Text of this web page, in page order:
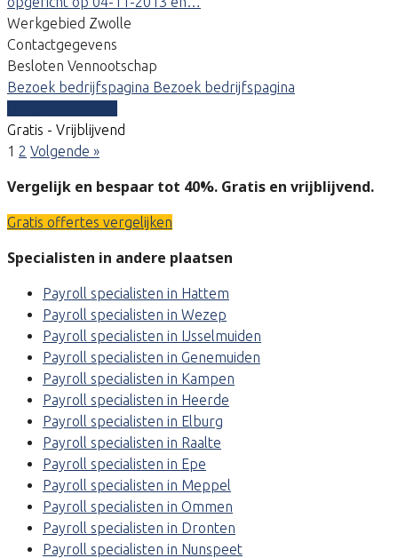
Werkgebied Zwolle
Contactgegevens
Besloten Vennootschap
Bezoek bedrijfspagina Bezoek bedrijfspagina
Gratis - Vrijblijvend
1 2 Volgende »
Vergelijk en bespaar tot 40%. Gratis en vrijblijvend.
Gratis offertes vergelijken
Specialisten in andere plaatsen
Payroll specialisten in Hattem
Payroll specialisten in Wezep
Payroll specialisten in IJsselmuiden
Payroll specialisten in Genemuiden
Payroll specialisten in Kampen
Payroll specialisten in Heerde
Payroll specialisten in Elburg
Payroll specialisten in Raalte
Payroll specialisten in Epe
Payroll specialisten in Meppel
Payroll specialisten in Ommen
Payroll specialisten in Dronten
Payroll specialisten in Nunspeet